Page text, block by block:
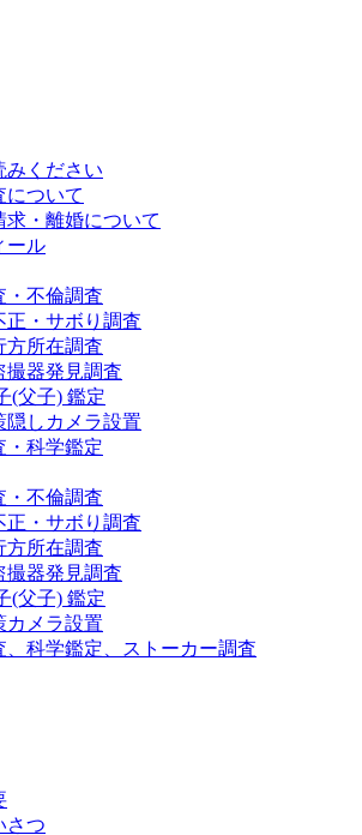
みください
について
求・離婚について
ール
・不倫調査
正・サボり調査
方所在調査
撮器発見調査
(父子) 鑑定
隠しカメラ設置
・科学鑑定
・不倫調査
正・サボり調査
方所在調査
撮器発見調査
(父子) 鑑定
カメラ設置
、科学鑑定、ストーカー調査
さつ